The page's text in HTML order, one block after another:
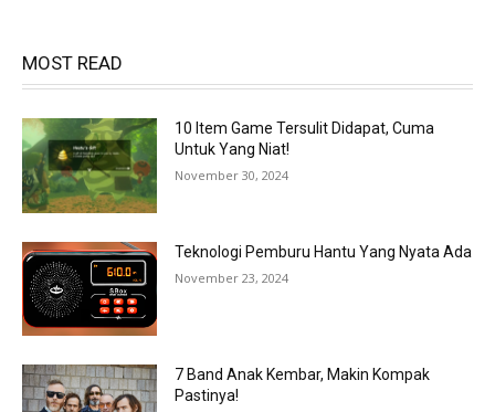
MOST READ
10 Item Game Tersulit Didapat, Cuma
Untuk Yang Niat!
November 30, 2024
Teknologi Pemburu Hantu Yang Nyata Ada
November 23, 2024
7 Band Anak Kembar, Makin Kompak
Pastinya!